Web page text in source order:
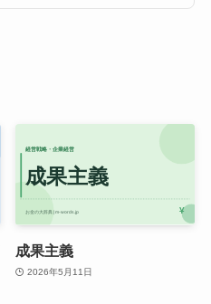
成果主義
2026年5月11日